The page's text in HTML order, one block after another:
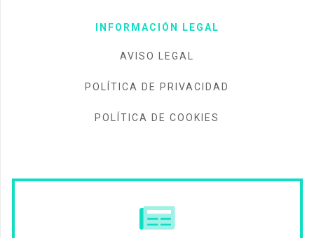
INFORMACIÓN LEGAL
AVISO LEGAL
POLÍTICA DE PRIVACIDAD
POLÍTICA DE COOKIES